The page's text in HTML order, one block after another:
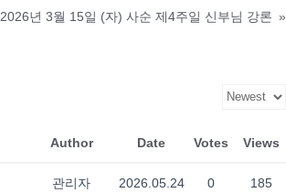
2026년 3월 15일 (자) 사순 제4주일 신부님 강론 »
Author Date Votes Views
관리자 2026.05.24 0 185